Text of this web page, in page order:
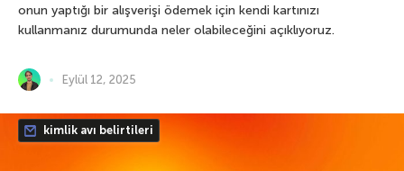
onun yaptığı bir alışverişi ödemek için kendi kartınızı
kullanmanız durumunda neler olabileceğini açıklıyoruz.
Eylül 12, 2025
kimlik avı belirtileri